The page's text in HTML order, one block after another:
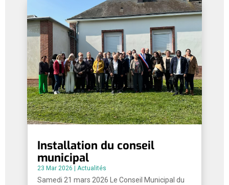
Installation du conseil
municipal
23 Mar 2026 Actualités
Samedi 21 mars 2026 Le Conseil Municipal du